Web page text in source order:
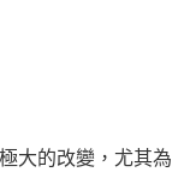
大的改變，尤其為